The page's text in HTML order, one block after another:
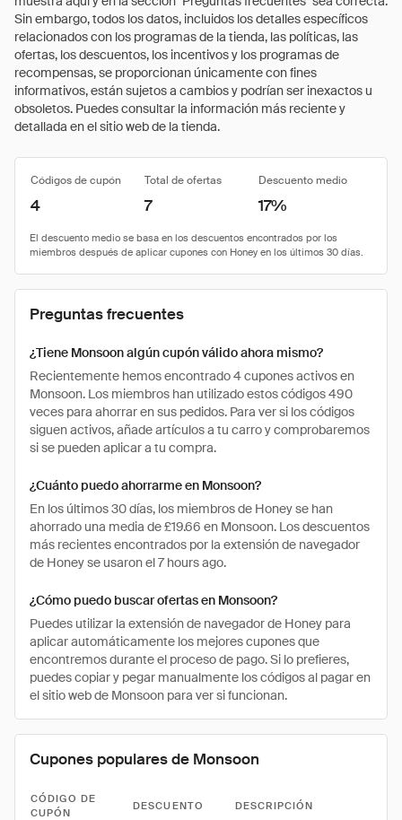
Sin embargo, todos los datos, incluidos los detalles específicos
relacionados con los programas de la tienda, las políticas, las
ofertas, los descuentos, los incentivos y los programas de
recompensas, se proporcionan únicamente con fines
informativos, están sujetos a cambios y podrían ser inexactos u
obsoletos. Puedes consultar la información más reciente y
detallada en el sitio web de la tienda.
Códigos de cupón Total de ofertas Descuento medio
4 7 17%
Preguntas frecuentes
¿Tiene Monsoon algún cupón válido ahora mismo?
Recientemente hemos encontrado 4 cupones activos en
Monsoon. Los miembros han utilizado estos códigos 490
veces para ahorrar en sus pedidos. Para ver si los códigos
siguen activos, añade artículos a tu carro y comprobaremos
si se pueden aplicar a tu compra.
¿Cuánto puedo ahorrarme en Monsoon?
En los últimos 30 días, los miembros de Honey se han
ahorrado una media de £19.66 en Monsoon. Los descuentos
más recientes encontrados por la extensión de navegador
de Honey se usaron el 7 hours ago.
¿Cómo puedo buscar ofertas en Monsoon?
Puedes utilizar la extensión de navegador de Honey para
aplicar automáticamente los mejores cupones que
encontremos durante el proceso de pago. Si lo prefieres,
puedes copiar y pegar manualmente los códigos al pagar en
el sitio web de Monsoon para ver si funcionan.
Cupones populares de Monsoon
CÓDIGO DE
CUPÓN
DESCUENTO DESCRIPCIÓN